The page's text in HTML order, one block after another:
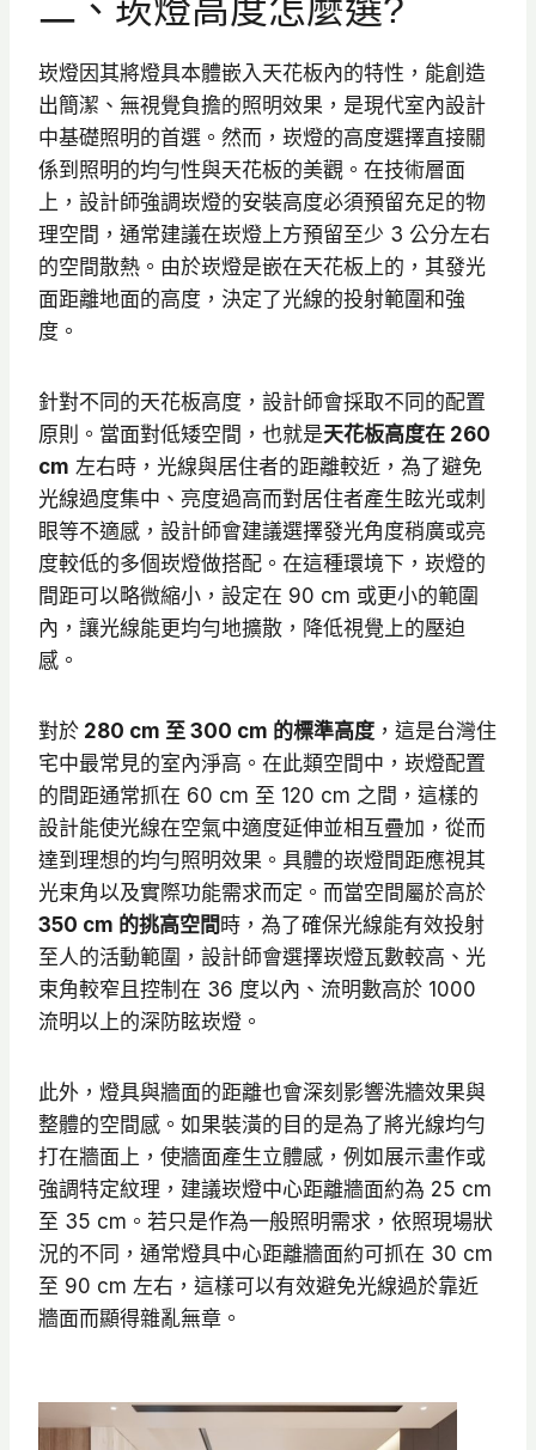
二、崁燈高度怎麼選?
崁燈因其將燈具本體嵌入天花板內的特性，能創造
出簡潔、無視覺負擔的照明效果，是現代室內設計
中基礎照明的首選。然而，崁燈的高度選擇直接關
係到照明的均勻性與天花板的美觀。在技術層面
上，設計師強調崁燈的安裝高度必須預留充足的物
理空間，通常建議在崁燈上方預留至少 3 公分左右
的空間散熱。由於崁燈是嵌在天花板上的，其發光
面距離地面的高度，決定了光線的投射範圍和強
度。
針對不同的天花板高度，設計師會採取不同的配置
原則。當面對低矮空間，也就是天花板高度在 260
cm 左右時，光線與居住者的距離較近，為了避免
光線過度集中、亮度過高而對居住者產生眩光或刺
眼等不適感，設計師會建議選擇發光角度稍廣或亮
度較低的多個崁燈做搭配。在這種環境下，崁燈的
間距可以略微縮小，設定在 90 cm 或更小的範圍
內，讓光線能更均勻地擴散，降低視覺上的壓迫
感。
對於 280 cm 至 300 cm 的標準高度 ，這是台灣住
宅中最常見的室內淨高。在此類空間中，崁燈配置
的間距通常抓在 60 cm 至 120 cm 之間，這樣的
設計能使光線在空氣中適度延伸並相互疊加，從而
達到理想的均勻照明效果。具體的崁燈間距應視其
光束角以及實際功能需求而定。而當空間屬於高於
350 cm 的挑高空間時，為了確保光線能有效投射
至人的活動範圍，設計師會選擇崁燈瓦數較高、光
束角較窄且控制在 36 度以內、流明數高於 1000
流明以上的深防眩崁燈。
此外，燈具與牆面的距離也會深刻影響洗牆效果與
整體的空間感。如果裝潢的目的是為了將光線均勻
打在牆面上，使牆面產生立體感，例如展示畫作或
強調特定紋理，建議崁燈中心距離牆面約為 25 cm
至 35 cm。若只是作為一般照明需求，依照現場狀
況的不同，通常燈具中心距離牆面約可抓在 30 cm
至 90 cm 左右，這樣可以有效避免光線過於靠近
牆面而顯得雜亂無章。